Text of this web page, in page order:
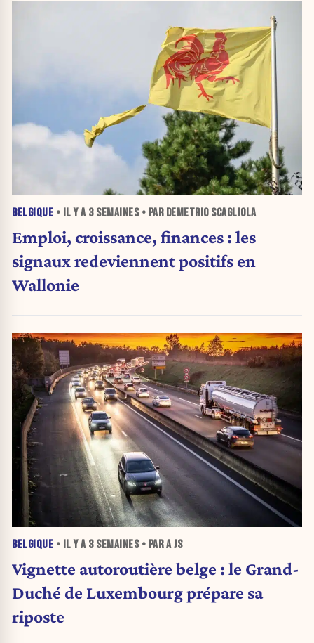
BELGIQUE • IL Y A 3 SEMAINES• PAR DEMETRIO SCAGLIOLA
Emploi, croissance, finances : les
signaux redeviennent positifs en
Wallonie
BELGIQUE • IL Y A 3 SEMAINES• PAR A JS
Vignette autoroutière belge : le Grand-
Duché de Luxembourg prépare sa
riposte